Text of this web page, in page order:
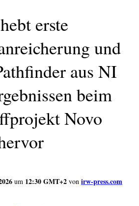
erste
und
aus NI
beim
Novo
um 12:30 GMT+2 von irw-press.com